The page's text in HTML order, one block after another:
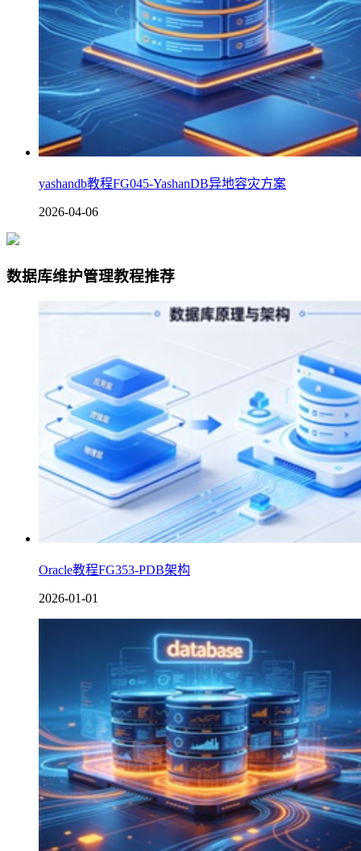
yashandb教程FG045-YashanDB异地容灾方案
2026-04-06
数据库维护管理教程推荐
Oracle教程FG353-PDB架构
2026-01-01